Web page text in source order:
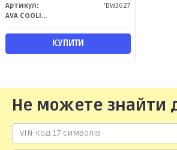
Артикул:
'BW3627
AVA COOLING
КУПИТИ
Не можете знайти